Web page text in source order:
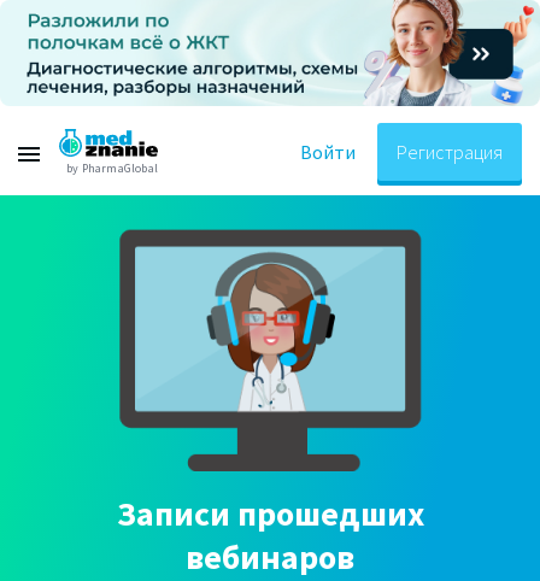
by PharmaGlobal
Войти Регистрация
Записи прошедших
вебинаров